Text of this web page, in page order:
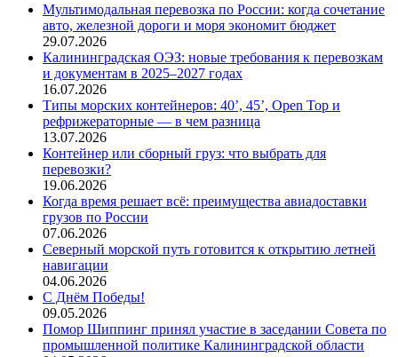
Мультимодальная перевозка по России: когда сочетание
авто, железной дороги и моря экономит бюджет
29.07.2026
Калининградская ОЭЗ: новые требования к перевозкам
и документам в 2025–2027 годах
16.07.2026
Типы морских контейнеров: 40’, 45’, Open Top и
рефрижераторные — в чем разница
13.07.2026
Контейнер или сборный груз: что выбрать для
перевозки?
19.06.2026
Когда время решает всё: преимущества авиадоставки
грузов по России
07.06.2026
Северный морской путь готовится к открытию летней
навигации
04.06.2026
С Днём Победы!
09.05.2026
Помор Шиппинг принял участие в заседании Совета по
промышленной политике Калининградской области